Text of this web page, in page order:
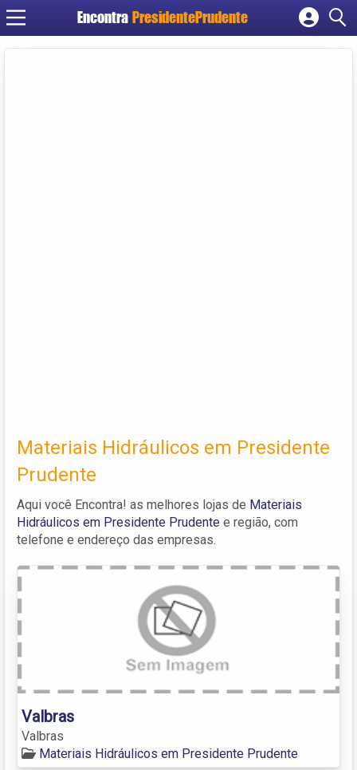
Encontra PresidentePrudente
Cadastrar empresa
Materiais Hidráulicos em Presidente
Prudente
Aqui você Encontra! as melhores lojas de Materiais
Hidráulicos em Presidente Prudente e região, com
telefone e endereço das empresas.
Valbras
Valbras
Materiais Hidráulicos em Presidente Prudente